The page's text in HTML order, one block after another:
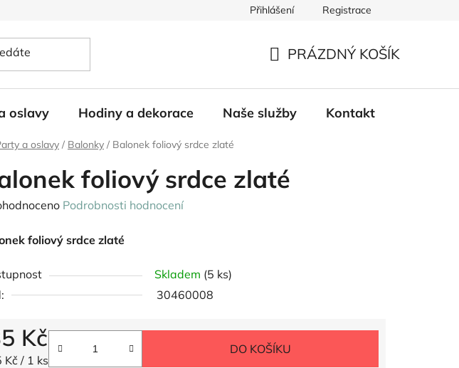
Přihlášení Registrace
KOŠÍK
PRÁZDNÝ KOŠÍK
oslavy Hodiny a dekorace Naše služby Kontakt
a oslavy / Balonky / Balonek foliový srdce zlaté
foliový srdce zlaté
Podrobnosti hodnocení
foliový srdce zlaté
Skladem (5 ks)
30460008
Kč
cena:
Kč / 1 ks
DO KOŠÍKU